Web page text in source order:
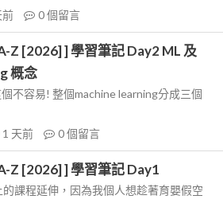
前 0個留言
Z [2026] ] 學習筆記 Day2 ML 及
概念
不容易! 整個machine learning分成三個
1 天前 0個留言
Z [2026] ] 學習筆記 Day1
課程延伸，因為我個人想趁著育嬰假空